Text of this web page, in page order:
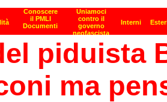
piduista
ma